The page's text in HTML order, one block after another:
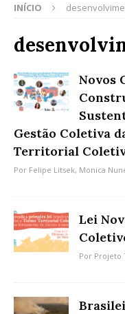
INÍCIO
Novos
Gestão Coletiva
Territorial
Por Felipe Litsek, Monica
Lei
Por Projeto